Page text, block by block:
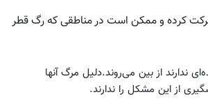
کرده و ممکن است در مناطقی که رگ قطر
اغلب بیماری کشنده‌ای ندارند از بین می‌روند.دلیل مرگ آنها
از این مشکل را ندارند.
تعقیب یک ناشناس در آسمان
+ فیلم